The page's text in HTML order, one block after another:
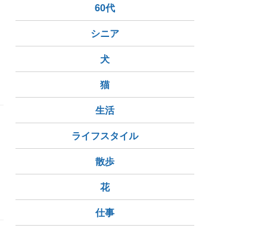
60代
シニア
犬
猫
生活
ライフスタイル
散歩
花
仕事